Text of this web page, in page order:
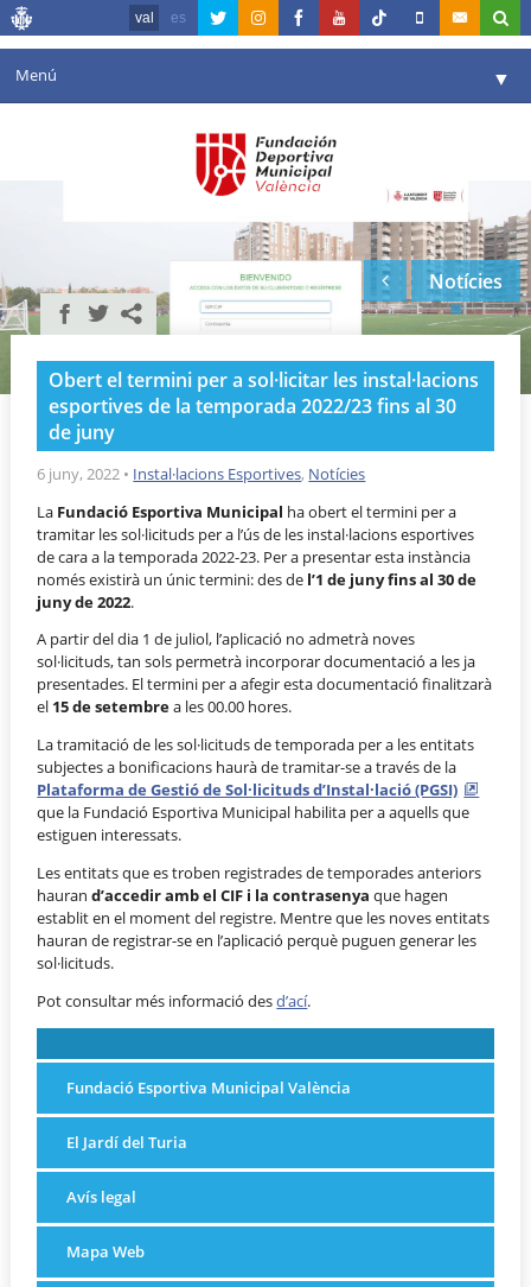
val es
Menú ▼
▼
Comunicació ▼
València en esport
Portal de Transparència
Reserves
Notícies
Obert el termini per a sol·licitar les instal·lacions
esportives de la temporada 2022/23 fins al 30
de juny
6 juny, 2022 • Instal·lacions Esportives, Notícies
La Fundació Esportiva Municipal ha obert el termini per a
tramitar les sol·licituds per a l’ús de les instal·lacions esportives
de cara a la temporada 2022-23. Per a presentar esta instància
només existirà un únic termini: des de l’1 de juny fins al 30 de
juny de 2022.
A partir del dia 1 de juliol, l’aplicació no admetrà noves
sol·licituds, tan sols permetrà incorporar documentació a les ja
presentades. El termini per a afegir esta documentació finalitzarà
el 15 de setembrea les 00.00 hores.
La tramitació de les sol·licituds de temporada per a les entitats
subjectes a bonificacions haurà de tramitar-se a través de la
Plataforma de Gestió de Sol·licituds d’Instal·lació (PGSI)
que la Fundació Esportiva Municipal habilita per a aquells que
estiguen interessats.
Les entitats que es troben registrades de temporades anteriors
haurand’accedir amb el CIF i la contrasenya que hagen
establit en el moment del registre. Mentre que les noves entitats
hauran de registrar-se en l’aplicació perquè puguen generar les
sol·licituds.
Pot consultar més informació desd’ací.
Fundació Esportiva Municipal València
El Jardí del Turia
Avís legal
Mapa Web